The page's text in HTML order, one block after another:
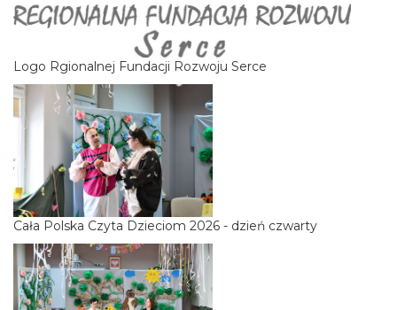
Logo Rgionalnej Fundacji Rozwoju Serce
Cała Polska Czyta Dzieciom 2026 - dzień czwarty